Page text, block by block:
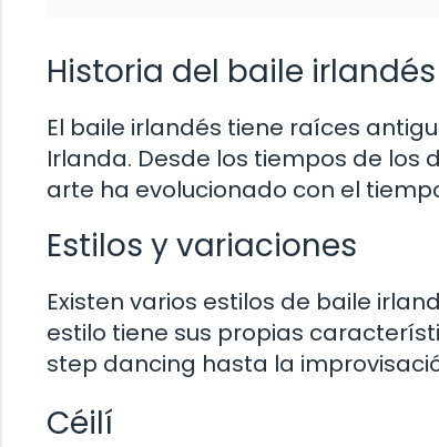
Historia del baile irlandés
El baile irlandés tiene raíces
Irlanda. Desde los tiempos de los
arte ha evolucionado con el
Estilos y variaciones
Existen varios estilos de baile
estilo tiene sus propias
step dancing hasta la
Céilí